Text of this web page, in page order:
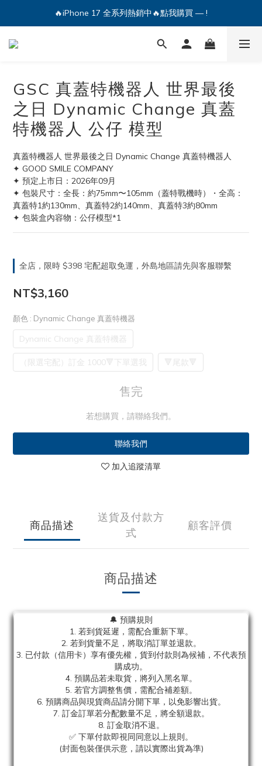
🔥iPhone 17 全系列熱銷中🔥點我購買 — !
🔥iPhone 17 全系列熱銷中🔥點我購買 — !
💕加入Q哥 Line 新好友領優惠券！🎫
GSC 真蓋特機器人 世界最後
之日 Dynamic Change 真蓋
特機器人 公仔 模型
真蓋特機器人 世界最後之日 Dynamic Change 真蓋特機器人
✦ GOOD SMILE COMPANY
✦ 預定上市日：2026年09月
✦ 包裝尺寸：全長：約75mm〜105mm（蓋特戰機時）・全高：
真蓋特1約130mm、真蓋特2約140mm、真蓋特3約80mm
✦ 包裝盒內容物：公仔模型*1
全店，限時 $398 宅配超取免運，外島地區請先與客服聯繫
NT$3,160
顏色 : Dynamic Change 真蓋特機器
Dynamic Change 真蓋特機器
（限選宅配）訂金 1000🔻下單選我 🔻尾款🔻
售完
若想購買，請聯絡我們。
聯絡我們
加入追蹤清單
商品描述
送貨及付款方
式
顧客評價
商品描述
🔔 預購規則
1. 若到貨延遲，需配合重新下單。
2. 若到貨量不足，將取消訂單並退款。
3. 已付款（信用卡）享有優先權，貨到付款則為候補，不代表預
購成功。
4. 預購品若未取貨，將列入黑名單。
5. 若官方調整售價，需配合補差額。
6. 預購商品與現貨商品請分開下單，以免影響出貨。
7. 訂金訂單若分配數量不足，將全額退款。
8. 訂金取消不退。
✅ 下單付款即視同同意以上規則。
(封面包裝僅供示意，請以實際出貨為準)